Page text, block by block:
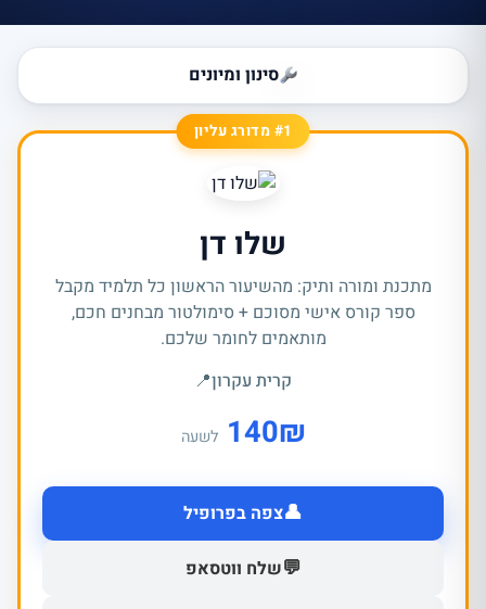
סינון ומיונים
#1 מדורג עליון
שלו דן
מתכנת ומורה ותיק: מהשיעור הראשון כל תלמיד מקבל
ספר קורס אישי מסוכם + סימולטור מבחנים חכם,
מותאמים לחומר שלכם.
קרית עקרון📍
₪
140 לשעה
👤צפה בפרופיל
💬שלח ווטסאפ